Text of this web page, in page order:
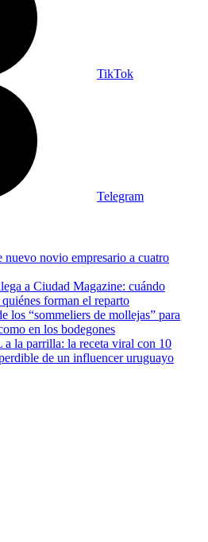
TikTok
Telegram
nuevo novio empresario a cuatro
a Ciudad Magazine: cuándo
forman el reparto
los “sommeliers de mollejas” para
en los bodegones
la parrilla: la receta viral con 10
de un influencer uruguayo